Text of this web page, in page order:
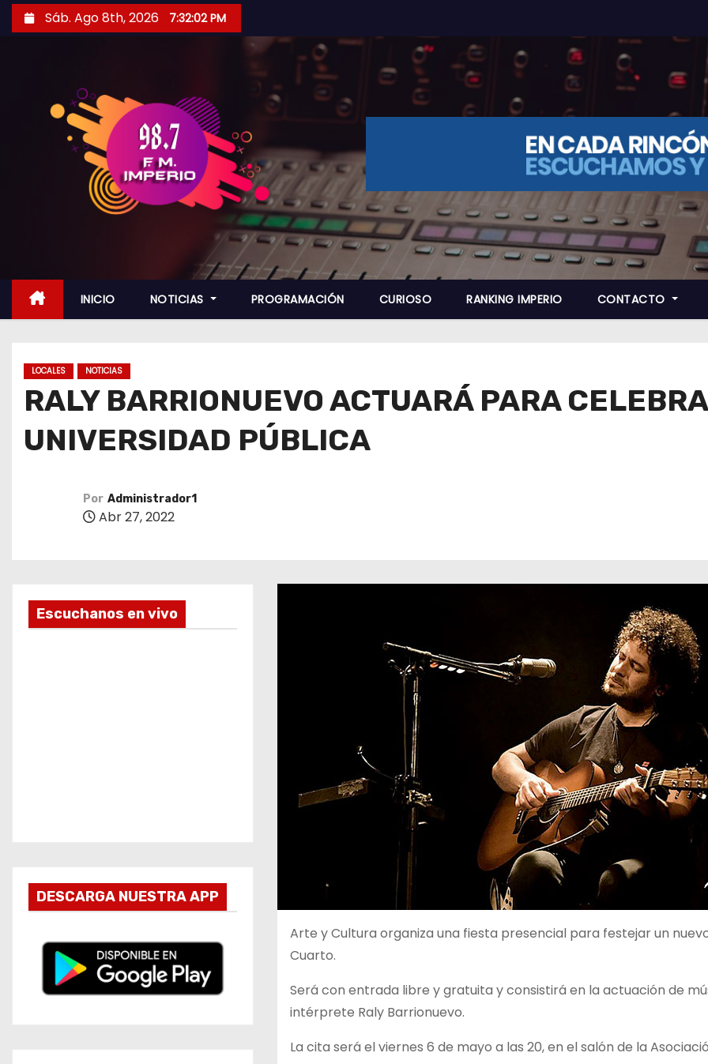
i
Sáb. Ago 8th, 2026 7:32:03 PM
INICIO NOTICIAS PROGRAMACIÓN CURIOSO RANKING IMPERIO CONTACTO
LOCALES NOTICIAS
RALY BARRIONUEVO ACTUARÁ PARA
UNIVERSIDAD PÚBLICA
Por Administrador1
Abr 27, 2022
Escuchanos en vivo
DESCARGA NUESTRA APP
Arte y Cultura organiza una fiesta presencial para festejar un
Cuarto.
Será con entrada libre y gratuita y consistirá en la actuación de
intérprete Raly Barrionuevo.
La cita será el viernes 6 de mayo a las 20, en el salón de la